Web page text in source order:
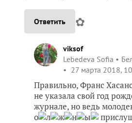
Ответить ✿
viksof
Lebedeva Sofia
27 марта 2018,
Правильно, Франс
не указала свой год
журнале, но ведь
о
л ж н ы